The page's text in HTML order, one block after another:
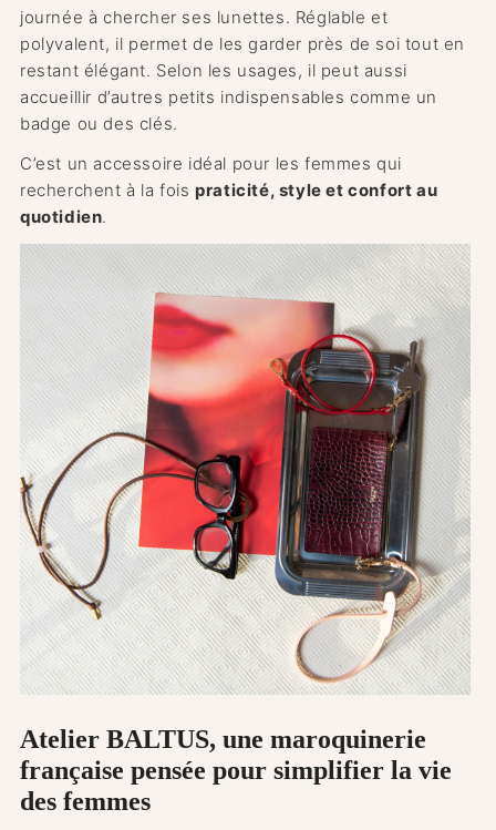
journée à chercher ses lunettes. Réglable et
polyvalent, il permet de les garder près de soi tout en
restant élégant. Selon les usages, il peut aussi
accueillir d’autres petits indispensables comme un
badge ou des clés.
C’est un accessoire idéal pour les femmes qui
recherchent à la fois praticité, style et confort au
quotidien.
Atelier BALTUS, une maroquinerie
française pensée pour simplifier la vie
des femmes